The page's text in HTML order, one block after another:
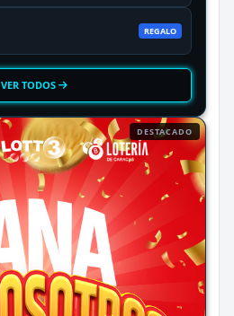
REGALO
VER TODOS
DESTACADO